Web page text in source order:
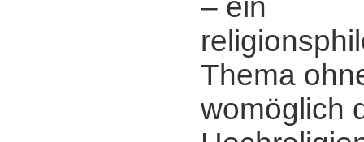
‒ ein
Thema
womöglich